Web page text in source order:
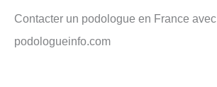
Contacter un podologue en France avec
podologueinfo.com